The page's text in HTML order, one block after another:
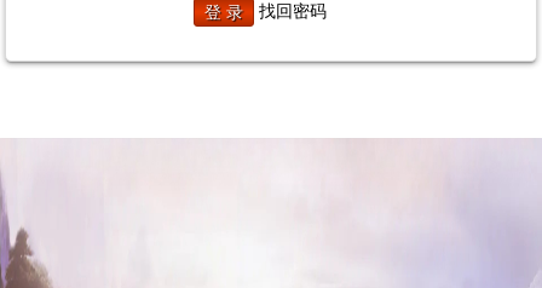
找回密码